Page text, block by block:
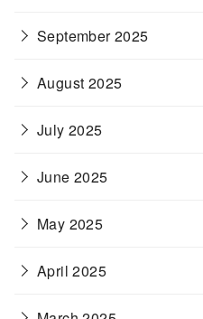
September 2025
August 2025
July 2025
June 2025
May 2025
April 2025